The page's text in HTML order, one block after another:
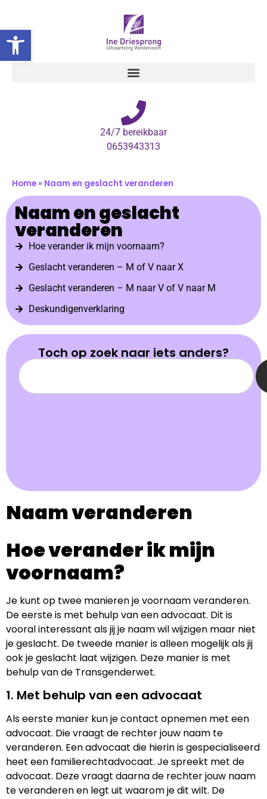
Toolbar openen
24/7 bereikbaar
0653943313
Home » Naam en geslacht veranderen
Naam en geslacht
veranderen
Hoe verander ik mijn voornaam?
Geslacht veranderen – M of V naar X
Geslacht veranderen – M naar V of V naar M
Deskundigenverklaring
Toch op zoek naar iets anders?
Naam veranderen
Hoe verander ik mijn
voornaam?
Je kunt op twee manieren je voornaam veranderen.
De eerste is met behulp van een advocaat. Dit is
vooral interessant als jij je naam wil wijzigen maar niet
je geslacht. De tweede manier is alleen mogelijk als jij
ook je geslacht laat wijzigen. Deze manier is met
behulp van de Transgenderwet.
1. Met behulp van een advocaat
Als eerste manier kun je contact opnemen met een
advocaat. Die vraagt de rechter jouw naam te
veranderen. Een advocaat die hierin is gespecialiseerd
heet een familierechtadvocaat. Je spreekt met de
advocaat. Deze vraagt daarna de rechter jouw naam
te veranderen en legt uit waarom je dit wilt. De